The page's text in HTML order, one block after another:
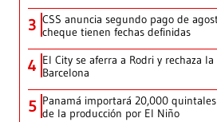
3 CSS anuncia segundo pago de
cheque tienen fechas definidas
4 El City se aferra a Rodri y rechaza
Barcelona
5 Panamá importará 20,000
de la producción por El Niño